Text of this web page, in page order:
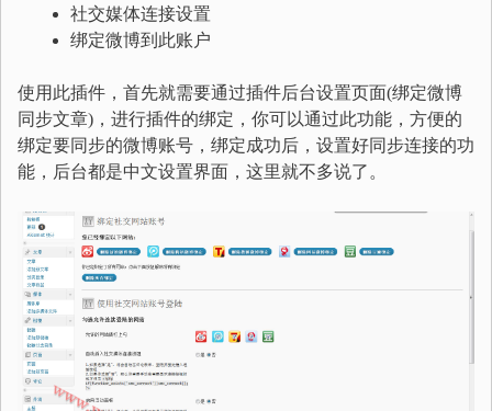
社交媒体连接设置
绑定微博到此账户
使用此插件，首先就需要通过插件后台设置页面(绑定微博
同步文章)，进行插件的绑定，你可以通过此功能，方便的
绑定要同步的微博账号，绑定成功后，设置好同步连接的功
能，后台都是中文设置界面，这里就不多说了。